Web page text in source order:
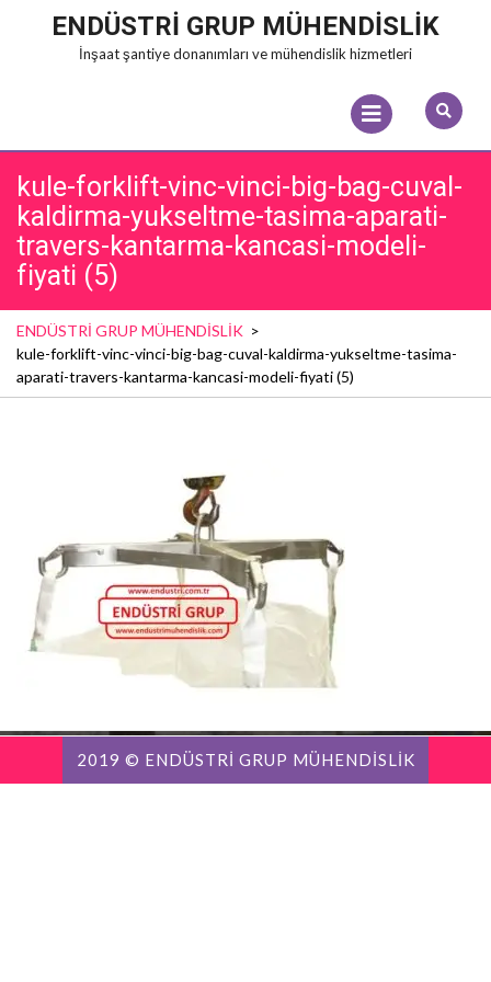
ENDÜSTRİ GRUP MÜHENDİSLİK
İnşaat şantiye donanımları ve mühendislik hizmetleri
Open
Menu
kule-forklift-vinc-vinci-big-bag-cuval-
kaldirma-yukseltme-tasima-aparati-
travers-kantarma-kancasi-modeli-
fiyati (5)
ENDÜSTRİ GRUP MÜHENDİSLİK >
kule-forklift-vinc-vinci-big-bag-cuval-kaldirma-yukseltme-tasima-
aparati-travers-kantarma-kancasi-modeli-fiyati (5)
2019 © ENDÜSTRİ GRUP MÜHENDİSLİK